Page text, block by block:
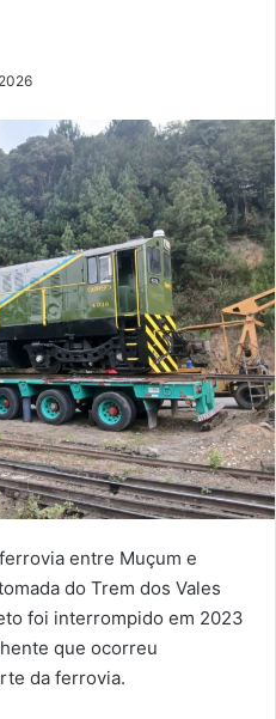
entre Muçum e
do Trem dos Vales
foi interrompido em 2023
que ocorreu
da ferrovia.